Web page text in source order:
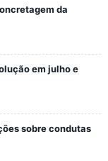
da
em julho e
sobre condutas